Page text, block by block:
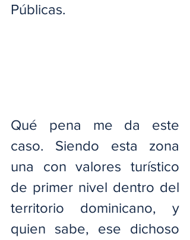
Públicas.
Qué pena me da este
caso. Siendo esta zona
una con valores turístico
de primer nivel dentro del
territorio dominicano, y
quien sabe, ese dichoso